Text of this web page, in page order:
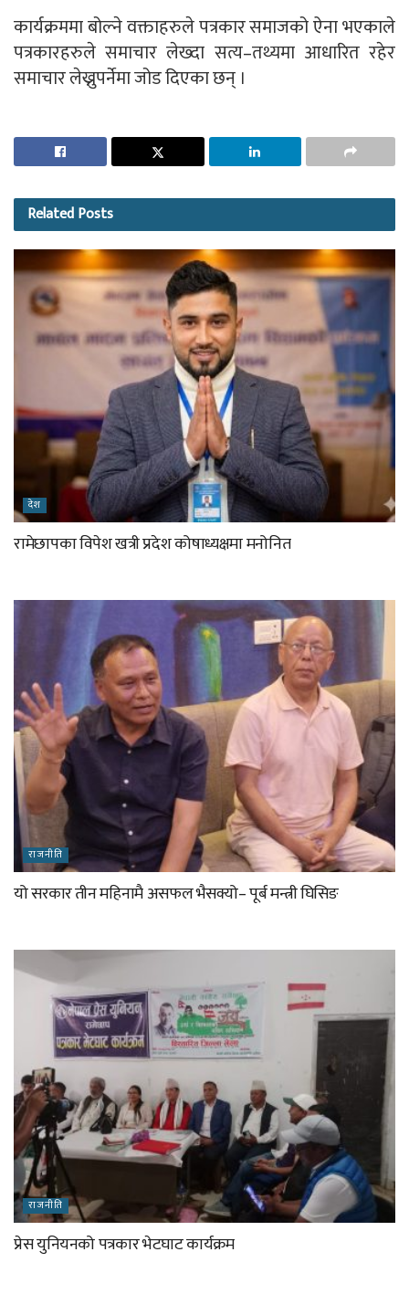
कार्यक्रममा बोल्ने वक्ताहरुले पत्रकार समाजको ऐना भएकाले
पत्रकारहरुले समाचार लेख्दा सत्य–तथ्यमा आधारित रहेर
समाचार लेख्नुपर्नेमा जोड दिएका छन् ।
RelatedPosts
देश
रामेछापका विपेश खत्री प्रदेश कोषाध्यक्षमा मनोनित
राजनीति
यो सरकार तीन महिनामै असफल भैसक्यो– पूर्ब मन्त्री घिसिङ
राजनीति
प्रेस युनियनको पत्रकार भेटघाट कार्यक्रम